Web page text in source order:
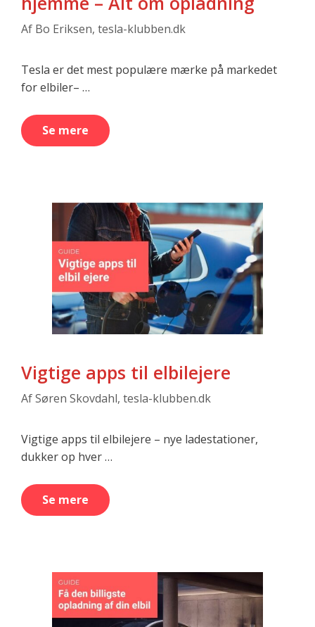
Af Bo Eriksen, tesla-klubben.dk
Tesla er det mest populære mærke på markedet
for elbiler– …
Se mere
Vigtige apps til elbilejere
AfSøren Skovdahl, tesla-klubben.dk
Vigtige apps til elbilejere – nye ladestationer,
dukker op hver …
Se mere